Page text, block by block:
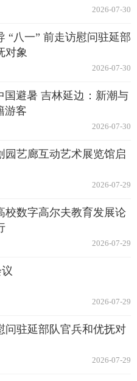
2026-07-30
“八一” 前走访慰问驻延部
对象
2026-07-30
国避暑 吉林延边：新潮与
游客
2026-07-30
园艺廊互动艺术展览馆启
2026-07-29
校数字高尔夫教育发展论
2026-07-29
2026-07-29
问驻延部队官兵和优抚对
2026-07-29